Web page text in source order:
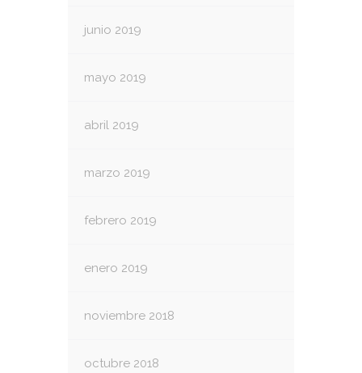
junio 2019
mayo 2019
abril 2019
marzo 2019
febrero 2019
enero 2019
noviembre 2018
octubre 2018